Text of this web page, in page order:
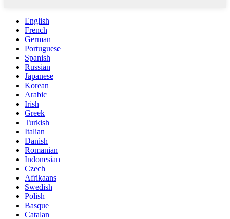
English
French
German
Portuguese
Spanish
Russian
Japanese
Korean
Arabic
Irish
Greek
Turkish
Italian
Danish
Romanian
Indonesian
Czech
Afrikaans
Swedish
Polish
Basque
Catalan